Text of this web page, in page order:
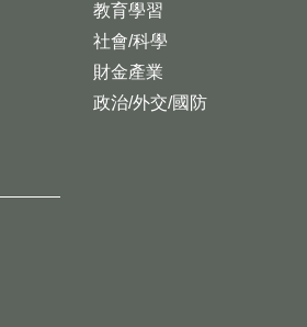
教育學習
社會/科學
財金產業
政治/外交/國防